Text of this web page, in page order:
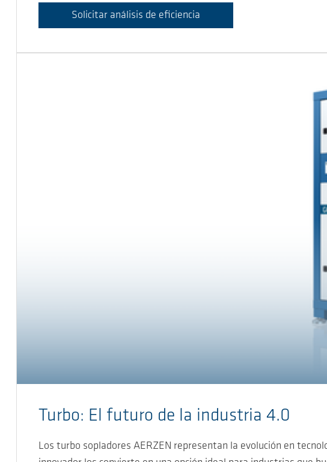
Solicitar análisis de eficiencia
Turbo: El futuro de la industria 4.0
Los turbo sopladores AERZEN representan la evolución en